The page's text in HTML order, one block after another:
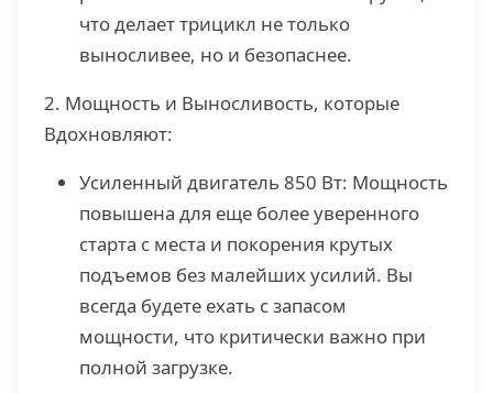
что делает трицикл не только
выносливее, но и безопаснее.
2. Мощность и Выносливость, которые
Вдохновляют:
Усиленный двигатель 850 Вт: Мощность
повышена для еще более уверенного
старта с места и покорения крутых
подъемов без малейших усилий. Вы
всегда будете ехать с запасом
мощности, что критически важно при
полной загрузке.